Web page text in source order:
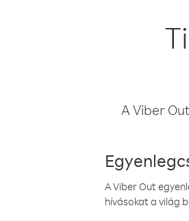
A Viber
A Viber Out
hívásokat a világ